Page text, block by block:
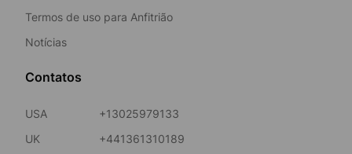
Termos de uso para Anfitrião
Notícias
Contatos
USA
+13025979133
UK
+441361310189